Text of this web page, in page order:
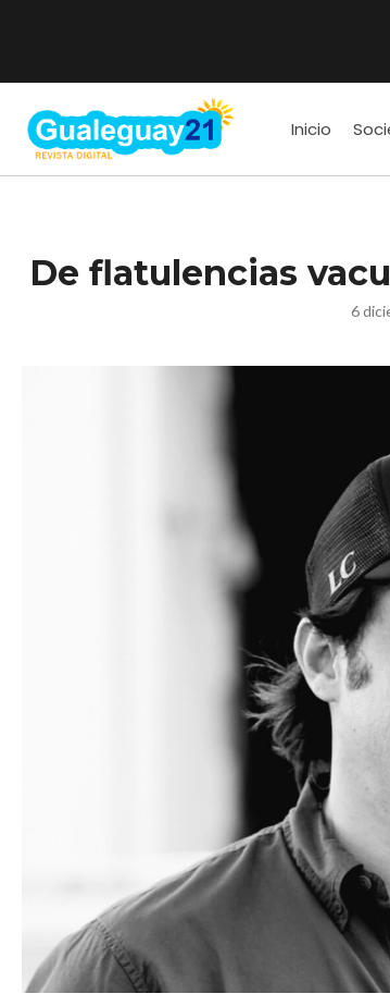
Inicio
De flatulencias
6